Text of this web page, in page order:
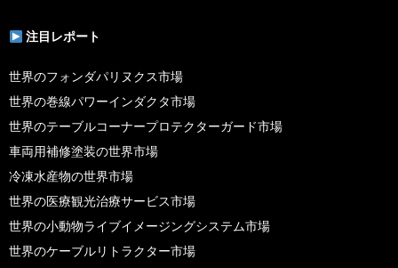
注目レポート
世界のフォンダパリヌクス市場
世界の巻線パワーインダクタ市場
世界のテーブルコーナープロテクターガード市場
車両用補修塗装の世界市場
冷凍水産物の世界市場
世界の医療観光治療サービス市場
世界の小動物ライブイメージングシステム市場
世界のケーブルリトラクター市場